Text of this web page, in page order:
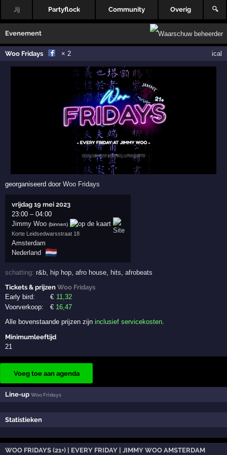
Jij Partyflock Community Overig 🔍
Evenement
Woo Fridays × 2 ical
georganiseerd doorWoo Fridays
vrijdag 19 mei 2023
23:00 –04:00
Jimmy Woo (binnen)
Korte Leidsedwarsstraat 18
Amsterdam
Nederland 🇳🇱
schatting:r&b hip hop ,afro house hits ,afrobeats
Tickets & prijzenWoo Fridays
Early bird:
€ 11,32
Voorverkoop:
€ 16,47
Alle bovenstaande prijzen zijninclusief servicekosten.
Minimumleeftijd
21
Voeg toe aan agenda
Line-upWoo Fridays
Statistieken
WOO FRIDAYS (21+) | EVERY FRIDAY | JIMMY WOO AMSTERDAM